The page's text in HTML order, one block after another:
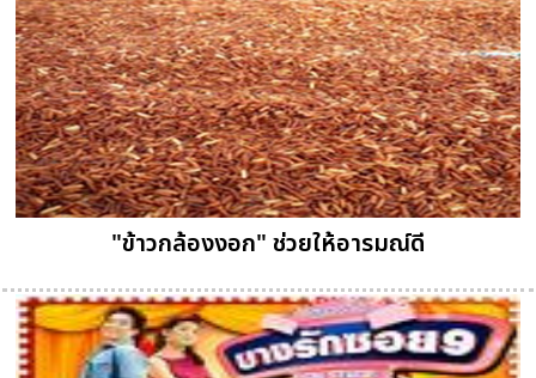
"ข้าวกล้องงอก" ช่วยให้อารมณ์ดี